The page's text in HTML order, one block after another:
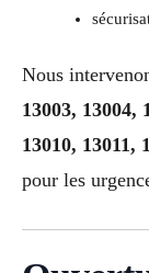
Nous
13003, 13004,
13010, 13011,
pour les